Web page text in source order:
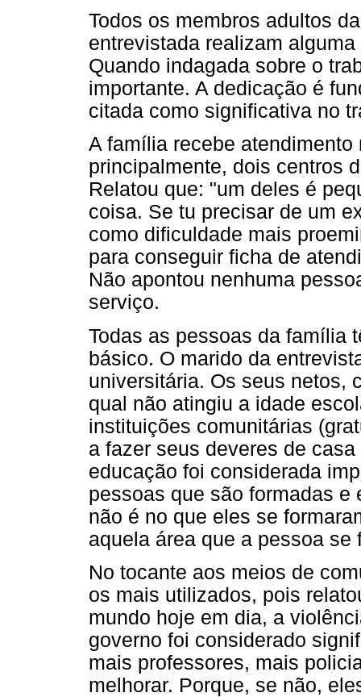
Todos os membros adultos
entrevistada realizam
Quando indagada sobre o
importante. A dedicação é
citada como significativa no
A família recebe
principalmente, dois centros
Relatou que: "um deles é
coisa. Se tu precisar de um
como dificuldade mais
para conseguir ficha de
Não apontou nenhuma
serviço.
Todas as pessoas da família
básico. O marido da
universitária. Os seus netos,
qual não atingiu a idade
instituições comunitárias
a fazer seus deveres de
educação foi considerada
pessoas que são formadas e
não é no que eles se
aquela área que a pessoa se
No tocante aos meios de
os mais utilizados, pois
mundo hoje em dia, a
governo foi considerado
mais professores, mais
melhorar. Porque, se não,